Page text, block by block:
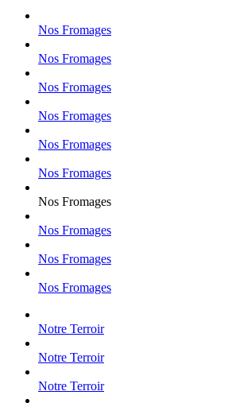
Nos Fromages
Nos Fromages
Nos Fromages
Nos Fromages
Nos Fromages
Nos Fromages
Nos Fromages
Nos Fromages
Nos Fromages
Nos Fromages
Notre Terroir
Notre Terroir
Notre Terroir